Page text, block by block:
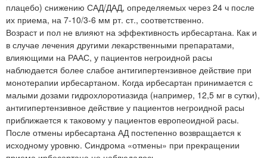
плацебо) снижению САД/ДАД, определяемых через 24 ч после
их приема, на 7-10/3-6 мм рт. ст., соответственно.
Возраст и пол не влияют на эффективность ирбесартана. Как и
в случае лечения другими лекарственными препаратами,
влияющими на РААС, у пациентов негроидной расы
наблюдается более слабое антигипертензивное действие при
монотерапии ирбесартаном. Когда ирбесартан принимается с
малыми дозами гидрохлоротиазида (например, 12,5 мг в сутки),
антигипертензивное действие у пациентов негроидной расы
приближается к таковому у пациентов европеоидной расы.
После отмены ирбесартана АД постепенно возвращается к
исходному уровню. Синдрома «отмены» при прекращении